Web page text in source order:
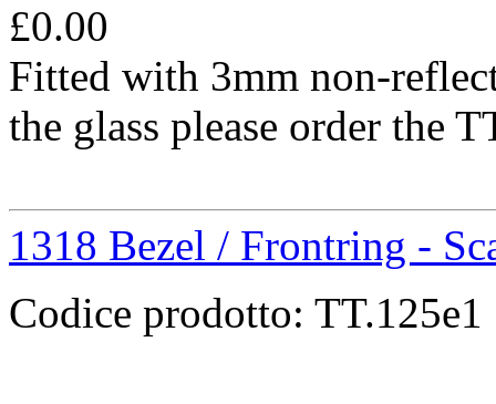
£0.00
Fitted with 3mm non-
the glass please order the
1318 Bezel / Frontring -
Codice prodotto: TT.125e1